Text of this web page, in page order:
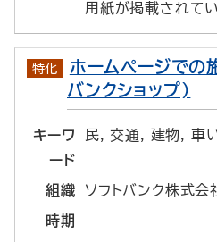
用紙が掲載されてい
特化
ホームページでの
バンクショップ)
キーワ
ード
民, 交通, 建物, 車
組織 ソフトバンク株式会
時期 -